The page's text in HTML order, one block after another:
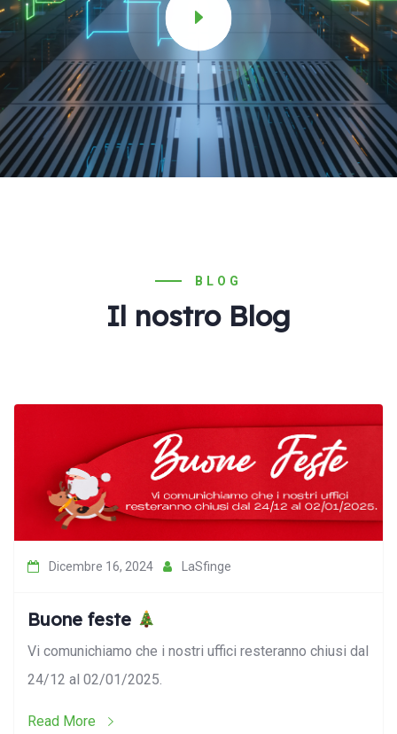
BLOG
Il nostro Blog
Dicembre 16, 2024 LaSfinge
Buone feste
Vi comunichiamo che i nostri uffici resteranno chiusi dal
24/12 al 02/01/2025.
Read More